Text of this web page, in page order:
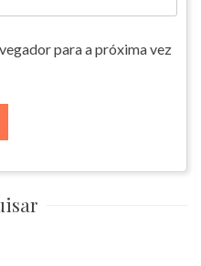
para a próxima vez